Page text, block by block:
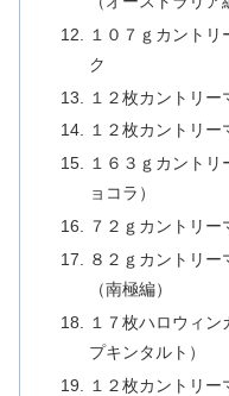
１０７ｇカント
ク
１２枚カントリー
１２枚カントリー
１６３ｇカント
ョコラ）
７２ｇカントリ
８２ｇカントリ
（南極編）
１７枚ハロウィ
プキンタルト）
１２枚カントリー